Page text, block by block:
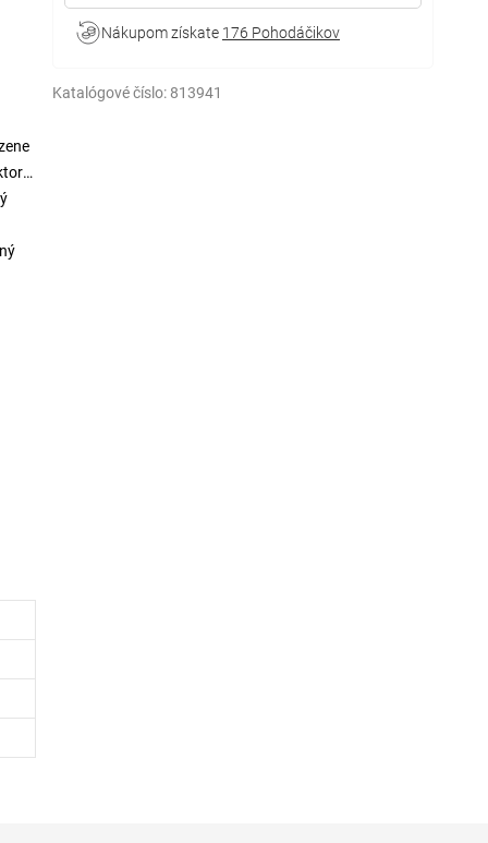
Nákupom získate 176 Pohodáčikov
Katalógové číslo: 813941